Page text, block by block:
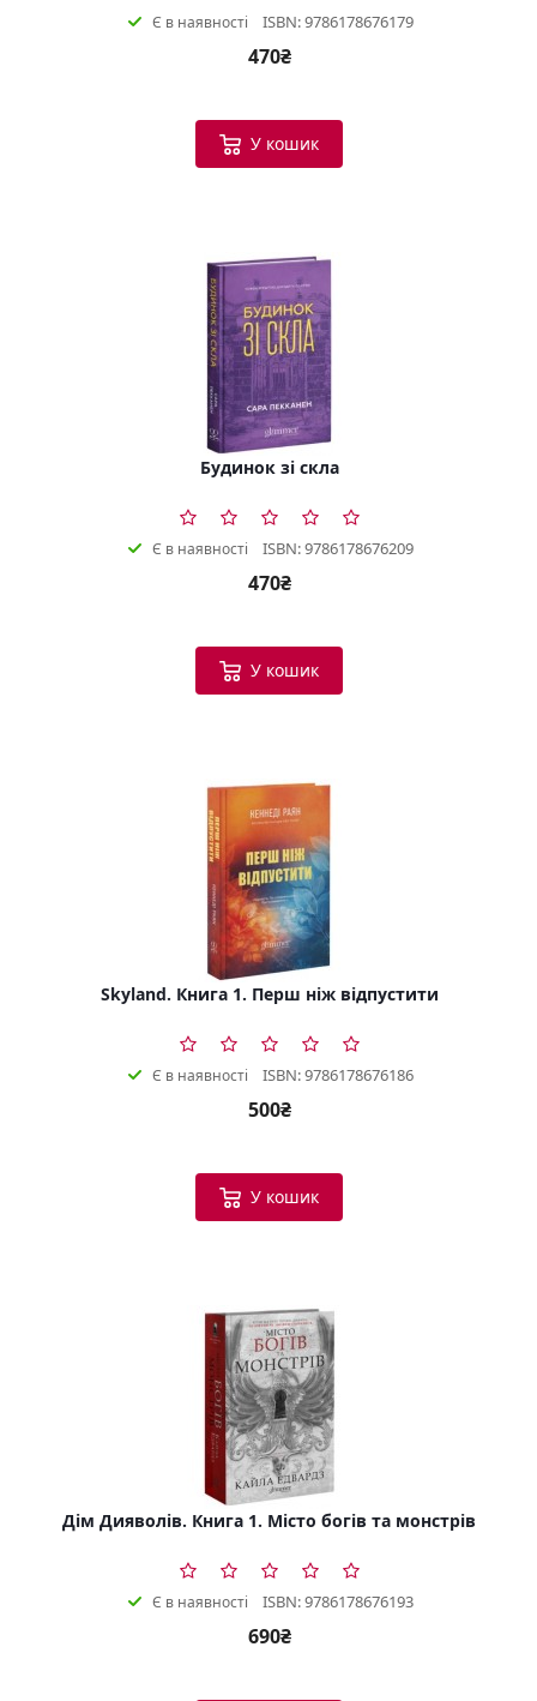
Є в наявності ISBN: 9786178676179
470₴
У кошик
Будинок зі скла
Є в наявності ISBN: 9786178676209
470₴
У кошик
Skyland. Книга 1. Перш ніж відпустити
Є в наявності ISBN: 9786178676186
500₴
У кошик
Дім Дияволів. Книга 1. Місто богів та монстрів
Є в наявності ISBN: 9786178676193
690₴